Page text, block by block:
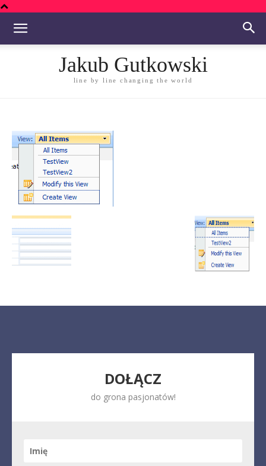
Jakub Gutkowski
line by line changing the world
DOŁĄCZ
do grona pasjonatów!